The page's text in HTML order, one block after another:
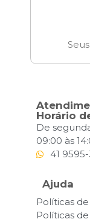
Horário
De
09:00 às
41
Ajuda
Políticas
Políticas